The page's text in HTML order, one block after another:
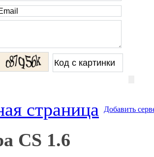
страница Добавить
CS 1.6